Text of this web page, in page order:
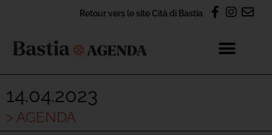
Retour vers le site Cità di Bastia
14.04.2023
> AGENDA